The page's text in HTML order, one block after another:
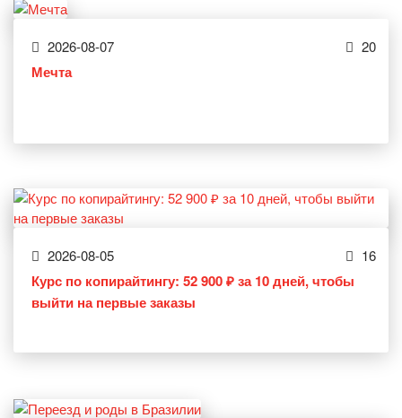
2026-08-07 20
Мечта
2026-08-05 16
Курс по копирайтингу: 52 900 ₽ за 10 дней, чтобы
выйти на первые заказы